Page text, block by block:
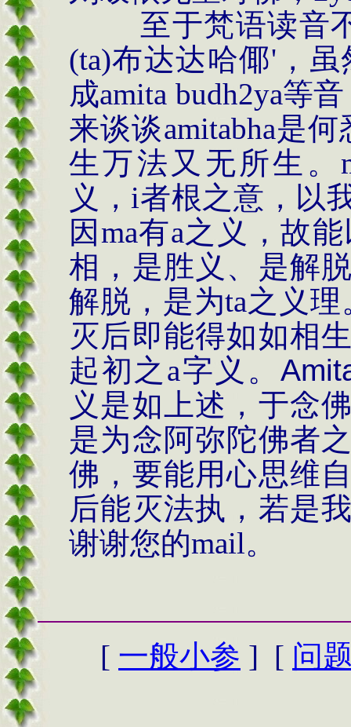
至于梵语读音
(ta)布达达哈倻' ，
成amita budh2ya等
来谈谈amitabha是何
生万法又无所生。
义， i者根之意，以
因 ma有a之义，故
相，是胜义、是解
解脱，是为ta之义理
灭后即能得如如相
起初之 a字义。
义是如上述，于念
是为念阿弥陀佛者
佛，要能用心思维
后能灭法执，若是
谢谢您的mail。
[ 一般小参 ] [ 问